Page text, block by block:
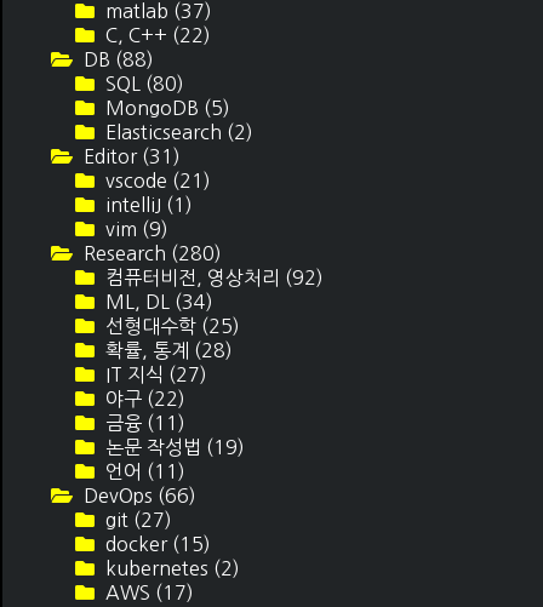
matlab (37)
C, C++ (22)
DB (88)
SQL (80)
MongoDB (5)
Elasticsearch (2)
Editor (31)
vscode (21)
intelliJ (1)
vim (9)
Research (280)
컴퓨터비전, 영상처리 (92)
ML, DL (34)
선형대수학 (25)
확률, 통계 (28)
IT 지식 (27)
야구 (22)
금융 (11)
논문 작성법 (19)
언어 (11)
DevOps (66)
git (27)
docker (15)
kubernetes (2)
AWS (17)